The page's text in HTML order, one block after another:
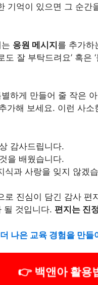
기억이 있으면 그 순간
응원 메시지를 추가하
도 잘 부탁드려요’ 혹은
하게 만들어 줄 작은
가해 보세요. 이런 사
감사드립니다.
을 배웠습니다.
식과 사랑을 잊지 않겠
로 진심이 담긴 감사 편
될 것입니다. 편지는 진
나은 교육 경험을 만들
👉 백앤아 활용